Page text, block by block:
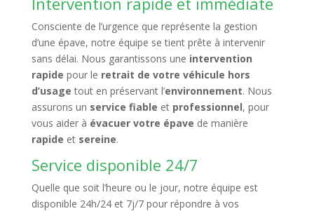
Consciente de l’urgence que représente la gestion
d’une épave, notre équipe se tient prête à intervenir
sans délai. Nous garantissons une intervention
rapide pour le retrait de votre véhicule hors
d’usage tout en préservant l’environnement. Nous
assurons un service fiable et professionnel, pour
vous aider à évacuer votre épave de manière
rapide et sereine.
Service disponible 24/7
Quelle que soit l’heure ou le jour, notre équipe est
disponible 24h/24 et 7j/7 pour répondre à vos